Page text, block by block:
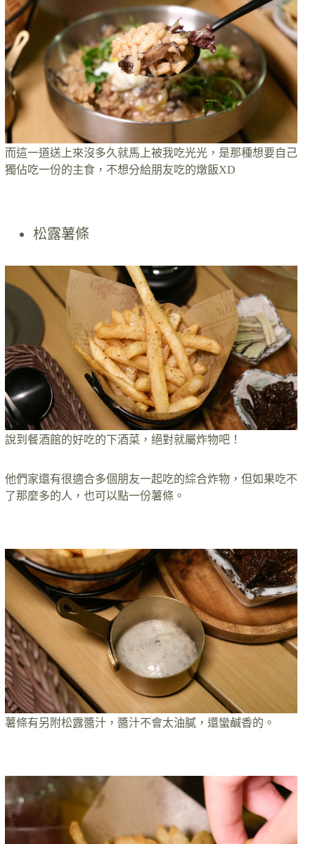
而這一道送上來沒多久就馬上被我吃光光，是那種想要自己
獨佔吃一份的主食，不想分給朋友吃的燉飯XD
松露薯條
說到餐酒館的好吃的下酒菜，絕對就屬炸物吧！
他們家還有很適合多個朋友一起吃的綜合炸物，但如果吃不
了那麼多的人，也可以點一份薯條。
薯條有另附松露醬汁，醬汁不會太油膩，還蠻鹹香的。